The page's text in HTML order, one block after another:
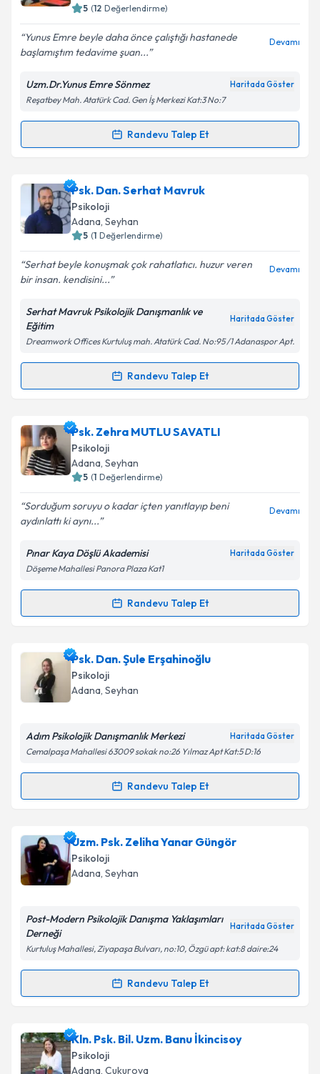
Kişisel verilerimin işlenmesine ilişkin
Aydınlatma
Metni'ni okudum ve kişisel verilerimin belirtilen
kapsamda işlenmesini kabul ediyorum.
5 (12 Değerlendirme)
Yunus Emre beyle daha önce çalıştığı hastanede
başlamıştım tedavime şuan...
Devamı
Uzm.Dr.Yunus Emre Sönmez Haritada Göster
Reşatbey Mah. Atatürk Cad. Gen İş Merkezi Kat:3 No:7
Randevu Talep Et
Randevu Takvimi Talebi
Uzm. Dr. Yunus Emre Sönmeziçin randevu takvimi
talebi oluşturun. Size bu uzmandan randevu almanız
için bir takvim hazırlandığında e-posta ile
bilgilendireceğiz.
E-posta Adresiniz
Metni'ni okudum ve kişisel verilerimin belirtilen
kapsamda işlenmesini kabul ediyorum.
Psk. Dan. Serhat Mavruk
Psikoloji
Adana, Seyhan
5 (1 Değerlendirme)
Serhat beyle konuşmak çok rahatlatıcı. huzur veren
bir insan. kendisini...
Devamı
Serhat Mavruk Psikolojik Danışmanlık ve
Eğitim
Haritada Göster
Dreamwork Offices Kurtuluş mah. Atatürk Cad. No:95 /1 Adanaspor Apt.
Randevu Talep Et
Randevu Takvimi Talebi
Psk. Dan. Serhat Mavruk için randevu takvimi talebi
oluşturun. Size bu uzmandan randevu almanız için bir
takvim hazırlandığında e-posta ile bilgilendireceğiz.
Kişisel verilerimin işlenmesine ilişkin
Aydınlatma
Metni'ni okudum ve kişisel verilerimin belirtilen
kapsamda işlenmesini kabul ediyorum.
Psk. Zehra MUTLU SAVATLI
Psikoloji
Adana, Seyhan
5 (1 Değerlendirme)
Sorduğum soruyu o kadar içten yanıtlayıp beni
aydınlattı ki aynı...
Devamı
Pınar Kaya Döşlü Akademisi Haritada Göster
Döşeme Mahallesi Panora Plaza Kat1
Randevu Talep Et
Randevu Takvimi Talebi
Psk. Zehra MUTLU SAVATLIiçin randevu takvimi
talebi oluşturun. Size bu uzmandan randevu almanız
için bir takvim hazırlandığında e-posta ile
bilgilendireceğiz.
Kişisel verilerimin işlenmesine ilişkinAydınlatma
kapsamda işlenmesini kabul ediyorum.
Takvim Talebini Gönder
Psk. Dan. Şule Erşahinoğlu
Psikoloji
Adana, Seyhan
Adım Psikolojik Danışmanlık Merkezi Haritada Göster
Cemalpaşa Mahallesi 63009 sokak no:26 Yılmaz Apt Kat:5 D:16
Randevu Talep Et
Randevu Takvimi Talebi
Psk. Dan. Şule Erşahinoğluiçin randevu takvimi
talebi oluşturun. Size bu uzmandan randevu almanız
için bir takvim hazırlandığında e-posta ile
bilgilendireceğiz.
Kişisel verilerimin işlenmesine ilişkin
Metni'ni okudum ve kişisel verilerimin belirtilen
Takvim Talebini Gönder
Uzm. Psk. Zeliha Yanar Güngör
Psikoloji
Adana, Seyhan
Post-Modern Psikolojik Danışma Yaklaşımları
Derneği
Haritada Göster
Kurtuluş Mahallesi, Ziyapaşa Bulvarı, no:10, Özgü apt: kat:8 daire:24
Randevu Talep Et
Randevu Takvimi Talebi
Uzm. Psk. Zeliha Yanar Güngöriçin randevu
takvimi talebi oluşturun. Size bu uzmandan randevu
almanız için bir takvim hazırlandığında e-posta ile
Kln. Psk. Bil. Uzm. Banu İkincisoy
Psikoloji
Adana, Çukurova